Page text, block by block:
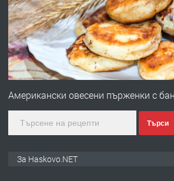
ПРЕДЛАГА
Нов апартамент
Американски овесени пърженки с
Търси
За Haskovo.NET